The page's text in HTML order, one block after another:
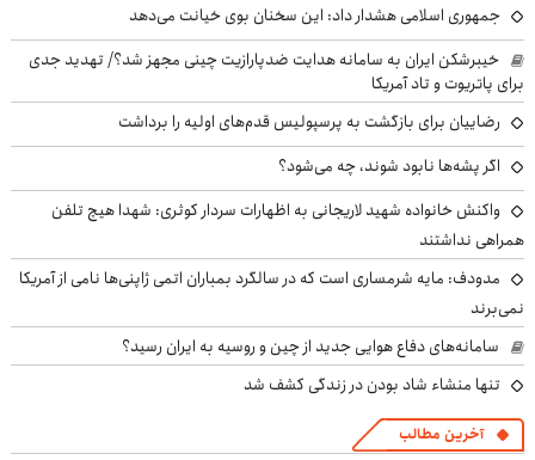
جمهوری اسلامی هشدار داد: این سخنان بوی خیانت می‌دهد
خیبرشکن ایران به سامانه هدایت ضدپارازیت چینی مجهز شد؟/ تهدید جدی
برای پاتریوت و تاد آمریکا
رضاییان برای بازگشت به پرسپولیس قدم‌های اولیه را برداشت
اگر پشه‌ها نابود شوند، چه می‌شود؟
واکنش خانواده شهید لاریجانی به اظهارات سردار کوثری: شهدا هیچ تلفن
همراهی نداشتند
مدودف: مایه شرمساری است که در سالگرد بمباران اتمی ژاپنی‌ها نامی از آمریکا
نمی‌برند
سامانه‌های دفاع هوایی جدید از چین و روسیه به ایران رسید؟
تنها منشاء شاد بودن در زندگی کشف شد
آخرین مطالب